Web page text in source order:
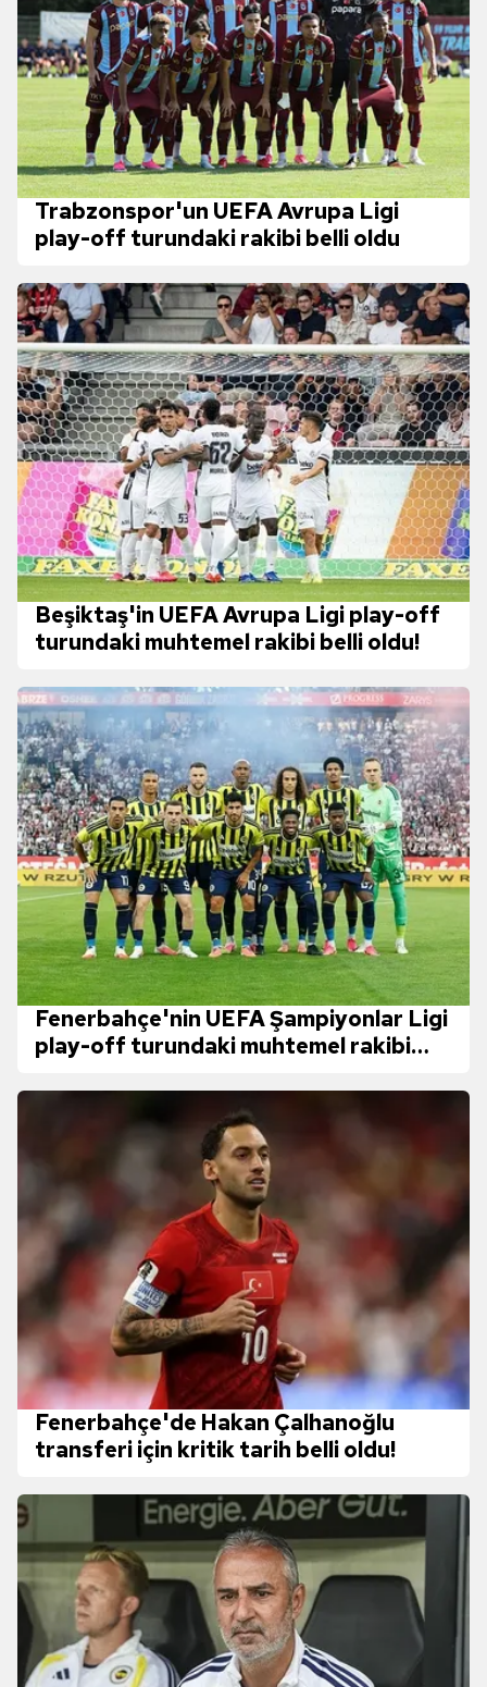
Trabzonspor'un UEFA Avrupa Ligi
play-off turundaki rakibi belli oldu
Beşiktaş'in UEFA Avrupa Ligi play-off
turundaki muhtemel rakibi belli oldu!
Fenerbahçe'nin UEFA Şampiyonlar Ligi
play-off turundaki muhtemel rakibi
Fenerbahçe'de Hakan Çalhanoğlu
transferi için kritik tarih belli oldu!